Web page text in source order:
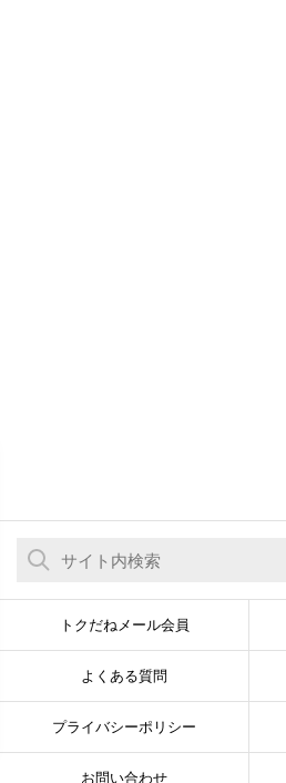
トクだねメール会員
よくある質問
プライバシーポリシー
お問い合わせ